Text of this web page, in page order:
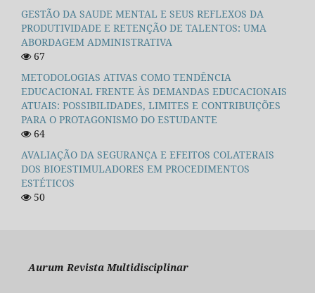
GESTÃO DA SAUDE MENTAL E SEUS REFLEXOS DA
PRODUTIVIDADE E RETENÇÃO DE TALENTOS: UMA
ABORDAGEM ADMINISTRATIVA
67
METODOLOGIAS ATIVAS COMO TENDÊNCIA
EDUCACIONAL FRENTE ÀS DEMANDAS EDUCACIONAIS
ATUAIS: POSSIBILIDADES, LIMITES E CONTRIBUIÇÕES
PARA O PROTAGONISMO DO ESTUDANTE
64
AVALIAÇÃO DA SEGURANÇA E EFEITOS COLATERAIS
DOS BIOESTIMULADORES EM PROCEDIMENTOS
ESTÉTICOS
50
Aurum Revista Multidisciplinar